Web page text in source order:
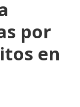
por
en